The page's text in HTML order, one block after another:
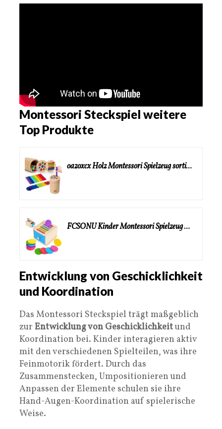
Montessori Steckspiel weitere
Top Produkte
oazoxcx Holz Montessori Spielzeug sortierspiel Montessori ab 1 Jahr Holz Spielzeug ab 2 Jahren Kinder Vorschule Farben Sortier Stapelspielzeug für 1 2 3 Jahre alt Kinder
FCSONU Kinder Montessori Spielzeug ab 1 2 3 Jahre Jungen Mädchen, Holzspielzeug ab 1 Jahr, Farbe Sortierspiel Steckspiel Kinderspielzeug ab 2, Ostern Kindertag Geburtstag Geschenk für Baby Weihnachten
Entwicklung von Geschicklichkeit
und Koordination
Das Montessori Steckspiel trägt maßgeblich
zur Entwicklung von Geschicklichkeitund
Koordination bei. Kinder interagieren aktiv
mit den verschiedenen Spielteilen, was ihre
Feinmotorik fördert. Durch das
Zusammenstecken, Umpositionieren und
Anpassen der Elemente schulen sie ihre
Hand-Augen-Koordination auf spielerische
Weise.